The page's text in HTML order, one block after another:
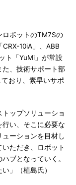
ボットのTM7Sの
10iA」、ABB
ト「YuMi」が常設
、技術サポート部
おり、素早いサポ
トップソリューショ
い、そこに必要な
ーションを目材し
ただき、ロボット
ブとなっていく。
」（植島氏）